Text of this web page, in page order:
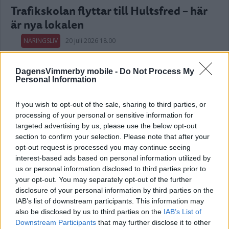
DagensVimmerby mobile - Do Not Process My
Personal Information
If you wish to opt-out of the sale, sharing to third parties, or
processing of your personal or sensitive information for
targeted advertising by us, please use the below opt-out
section to confirm your selection. Please note that after your
opt-out request is processed you may continue seeing
interest-based ads based on personal information utilized by
us or personal information disclosed to third parties prior to
your opt-out. You may separately opt-out of the further
disclosure of your personal information by third parties on the
IAB’s list of downstream participants. This information may
also be disclosed by us to third parties on the IAB’s List of
Downstream Participants that may further disclose it to other
Trafikskolan flyttar till Hultsfred – här
är nya lokalen
NÄRINGSLIV 20 juli 2026 18.00
Annons:
34-åring startar nytt företag i
Vimmerby
NÄRINGSLIV 10 juli 2026 06.55
Återbruksbutiken i centrala Vimmerby